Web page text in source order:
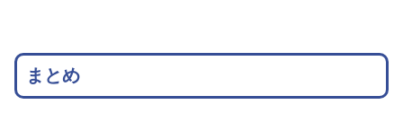
まとめ